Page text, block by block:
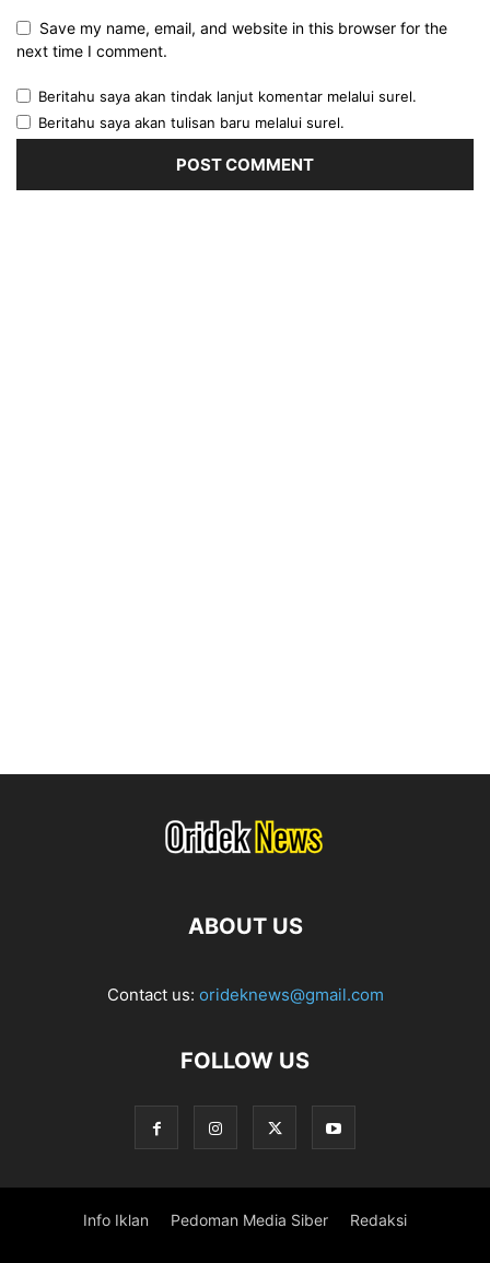
Save my name, email, and website in this browser for the
next time I comment.
Beritahu saya akan tindak lanjut komentar melalui surel.
Beritahu saya akan tulisan baru melalui surel.
ABOUT US
Contact us: orideknews@gmail.com
FOLLOW US
Info Iklan Pedoman Media Siber Redaksi